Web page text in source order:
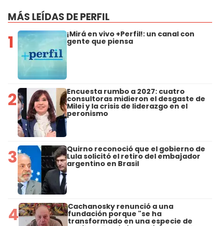
MÁS LEÍDAS DE PERFIL
1 ¡Mirá en vivo +Perfil!: un canal con
gente que piensa
2 Encuesta rumbo a 2027: cuatro
consultoras midieron el desgaste de
Milei y la crisis de liderazgo en el
peronismo
3 Quirno reconoció que el gobierno de
Lula solicitó el retiro del embajador
argentino en Brasil
4 Cachanosky renunció a una
fundación porque "se ha
transformado en una especie de